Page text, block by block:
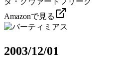
Amazonで見る
2003/12/01